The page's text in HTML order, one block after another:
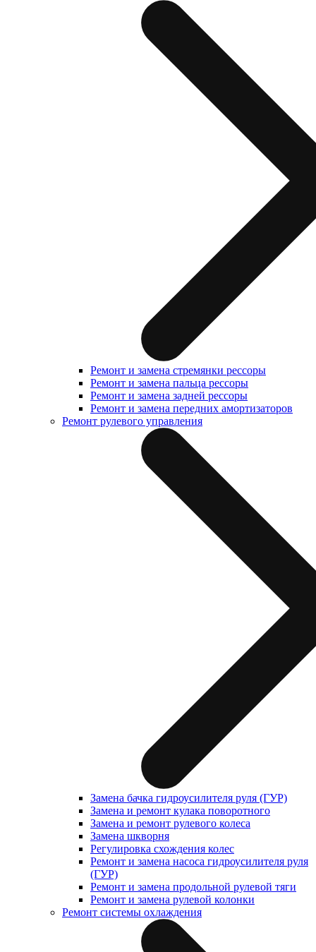
Ремонт и замена стремянки рессоры
Ремонт и замена пальца рессоры
Ремонт и замена задней рессоры
Ремонт и замена передних амортизаторов
Ремонт рулевого управления
Замена бачка гидроусилителя руля (ГУР)
Замена и ремонт кулака поворотного
Замена и ремонт рулевого колеса
Замена шкворня
Регулировка схождения колес
Ремонт и замена насоса гидроусилителя руля
(ГУР)
Ремонт и замена продольной рулевой тяги
Ремонт и замена рулевой колонки
Ремонт системы охлаждения